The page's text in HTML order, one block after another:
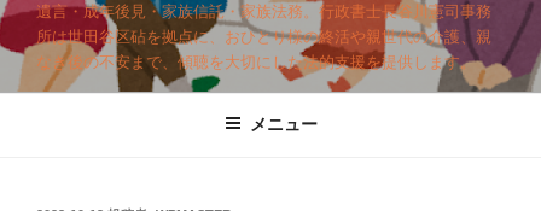
遺言・成年後見・家族信託・家族法務。行政書士長谷川憲司事務
所は世田谷区砧を拠点に、おひとり様の終活や親世代の介護、親
なき後の不安まで、傾聴を大切にした法的支援を提供します。
メニュー